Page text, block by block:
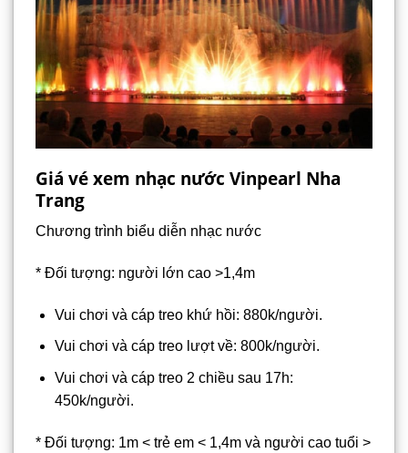
Giá vé xem nhạc nước Vinpearl Nha
Trang
Chương trình biểu diễn nhạc nước
* Đối tượng: người lớn cao >1,4m
Vui chơi và cáp treo khứ hồi: 880k/người.
Vui chơi và cáp treo lượt về: 800k/người.
Vui chơi và cáp treo 2 chiều sau 17h:
450k/người.
* Đối tượng: 1m < trẻ em < 1,4m và người cao tuổi >